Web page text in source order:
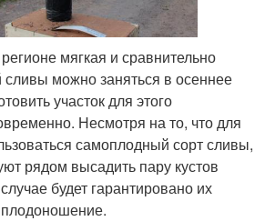
мягкая и сравнительно
сливы можно заняться в осеннее
участок для этого
Несмотря на то, что для
самоплодный сорт сливы,
рядом высадить пару кустов
будет гарантировано их